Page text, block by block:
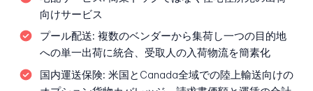
向けサービス
プール配送: 複数のベンダーから集荷し一つの目的地
への単一出荷に統合、受取人の入荷物流を簡素化
国内運送保険: 米国とCanada全域での陸上輸送向けの